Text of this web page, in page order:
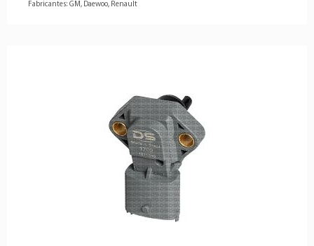
Fabricantes: GM, Daewoo, Renault